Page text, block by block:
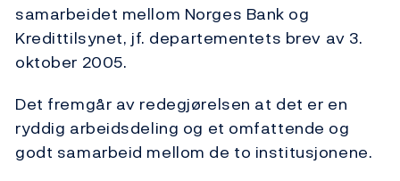
samarbeidet mellom Norges Bank og
Kredittilsynet, jf. departementets brev av 3.
oktober 2005.
Det fremgår av redegjørelsen at det er en
ryddig arbeidsdeling og et omfattende og
godt samarbeid mellom de to institusjonene.